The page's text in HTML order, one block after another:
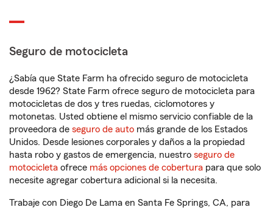
Seguro de motocicleta
¿Sabía que State Farm ha ofrecido seguro de motocicleta
desde 1962? State Farm ofrece seguro de motocicleta para
motocicletas de dos y tres ruedas, ciclomotores y
motonetas. Usted obtiene el mismo servicio confiable de la
proveedora de seguro de auto más grande de los Estados
Unidos. Desde lesiones corporales y daños a la propiedad
hasta robo y gastos de emergencia, nuestro seguro de
motocicleta ofrece más opciones de cobertura para que solo
necesite agregar cobertura adicional si la necesita.
Trabaje con Diego De Lama en Santa Fe Springs, CA, para